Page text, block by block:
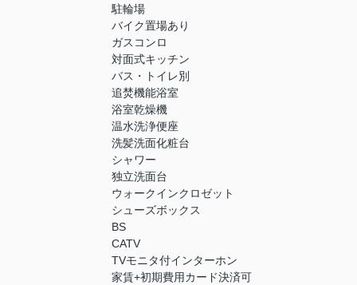
駐輪場
バイク置場あり
ガスコンロ
対面式キッチン
バス・トイレ別
追焚機能浴室
浴室乾燥機
温水洗浄便座
洗髪洗面化粧台
シャワー
独立洗面台
ウォークインクロゼット
シューズボックス
BS
CATV
TVモニタ付インターホン
家賃+初期費用カード決済可